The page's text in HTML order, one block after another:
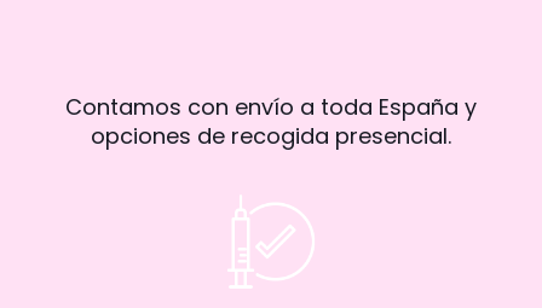
Contamos con envío a toda España y
opciones de recogida presencial.